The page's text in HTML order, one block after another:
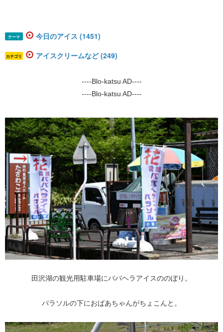
テーマ 今日のアイス (1451)
カテゴリ アイスクリームなど (249)
----Blo-katsu AD----
----Blo-katsu AD----
田沢湖の観光用駐車場にババヘラアイスののぼり。
パラソルの下におばあちゃんがちょこんと。